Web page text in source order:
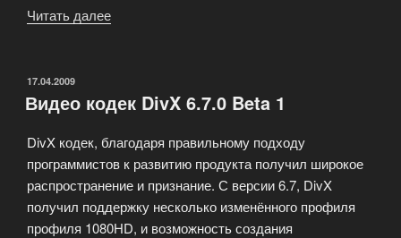
Читать далее
выбрать
ОПУБЛИКОВАНО
17.04.2009
Видео кодек DivX 6.7.0 Beta 1
DivX кодек, благодаря правильному подходу
программистов к развитию продукта получил широкое
распространение и признание. С версии 6.7, DivX
получил поддержку несколько изменённого профиля
профиля 1080HD, и возможность создания